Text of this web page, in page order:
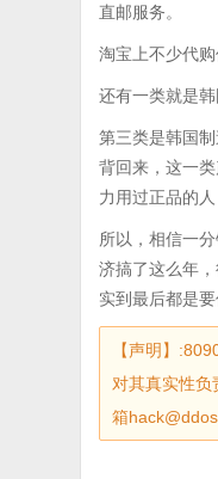
直邮服务。
淘宝上不少代
还有一类就是韩
第三类是韩国
背回来，这一
力用过正品的
所以，相信一
济搞了这么年
实到最后都是
【声明】
对其真实性
箱